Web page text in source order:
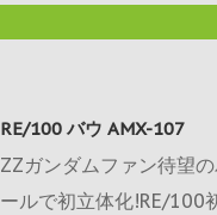
RE/100 バウ AMX-107
ZZガンダムファン待望
ールで初立体化!RE/100